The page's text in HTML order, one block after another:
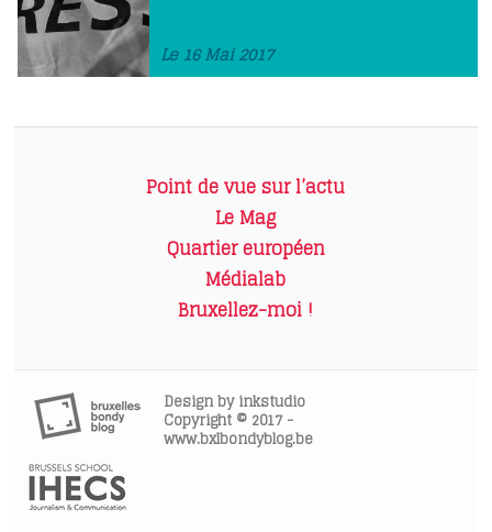
Le 16 Mai 2017
Point de vue sur l’actu
Le Mag
Quartier européen
Médialab
Bruxellez-moi !
Design byinkstudio
Copyright © 2017 -
www.bxlbondyblog.be